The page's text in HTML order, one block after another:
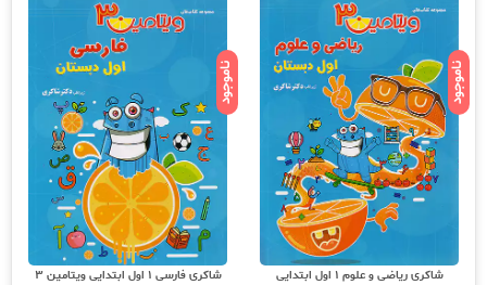
ناموجود
شاکری ریاضی و علوم 1 اول ابتدایی
ناموجود
شاکری فارسی 1 اول ابتدایی ویتامین 3